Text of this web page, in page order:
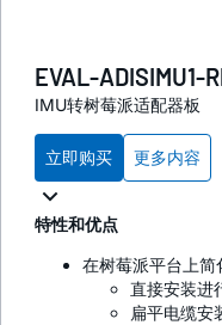
EVAL-ADISIMU1-
IMU转树莓派适配器板
立即购买 更多内容
特性和优点
在树莓派平台上
直接安装进
扁平电缆安